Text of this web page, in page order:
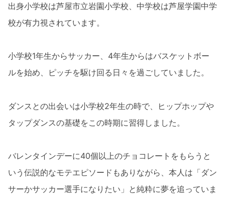
出身小学校は芦屋市立岩園小学校、中学校は芦屋学園中学
校が有力視されています。
小学校1年生からサッカー、4年生からはバスケットボー
ルを始め、ピッチを駆け回る日々を過ごしていました。
ダンスとの出会いは小学校2年生の時で、ヒップホップや
タップダンスの基礎をこの時期に習得しました。
バレンタインデーに40個以上のチョコレートをもらうと
いう伝説的なモテエピソードもありながら、本人は「ダン
サーかサッカー選手になりたい」と純粋に夢を追っていま